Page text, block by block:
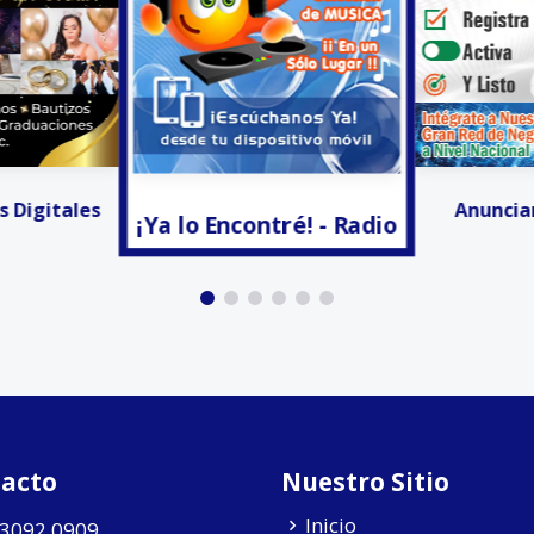
- Radio Anunciar Gratis!!!
Nuestro Sitio
Inicio